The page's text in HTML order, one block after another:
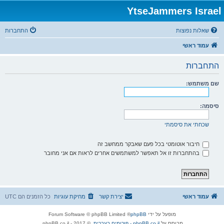
YtseJammers Israel
שאלות נפוצות התחברות
עמוד ראשי
התחברות
שם משתמש:
סיסמה:
שכחתי את סיסמתי
חיבור אוטומטי בכל פעם שאבקר ממחשב זה
בהתחברות זו אל תאפשר למשתמשים אחרים לראות אם אני מחובר
עמוד ראשי כל הזמנים הם UTC מחיקת עוגיות יצירת קשר
מופעל על ידי phpBB
® Forum Software © phpBB Limited